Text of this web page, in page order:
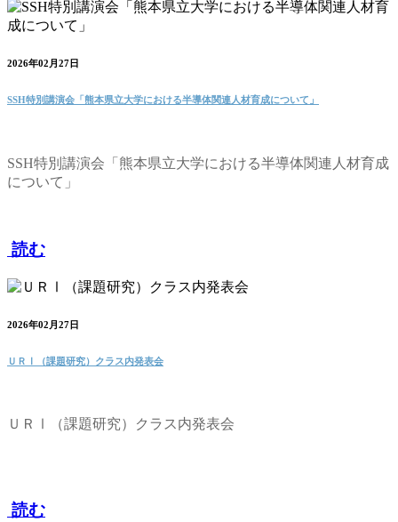
2026年02月27日
SSH特別講演会「熊本県立大学における半導体関連人材育成について」
SSH特別講演会「熊本県立大学における半導体関連人材育成
について」
読む
2026年02月27日
ＵＲⅠ（課題研究）クラス内発表会
ＵＲⅠ（課題研究）クラス内発表会
読む